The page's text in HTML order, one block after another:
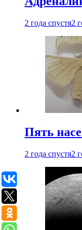
2 года спустя2
Пять
2 года спустя2